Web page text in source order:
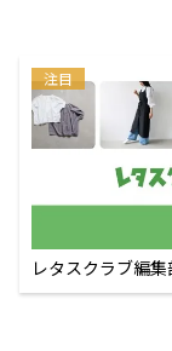
注目
レタスクラブ編